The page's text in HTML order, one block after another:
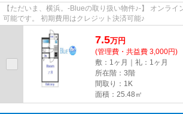
【ただいま、横浜。-Blueの取り扱い物件♪-】 オンラ
可能です。 初期費用はクレジット決済可能♪
7.5万円
(管理費・共益費 3,000円)
敷：1ヶ月｜礼：1ヶ月
所在階：3階
間取り：1K
面積：25.48㎡